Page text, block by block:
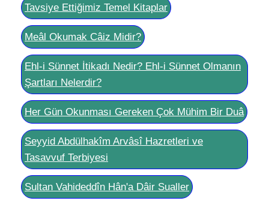
Tavsiye Ettiğimiz Temel Kitaplar
Meâl Okumak Câiz Midir?
Ehl-i Sünnet İtikadı Nedir? Ehl-i Sünnet Olmanın
Şartları Nelerdir?
Her Gün Okunması Gereken Çok Mühim Bir Duâ
Seyyid Abdülhakîm Arvâsî Hazretleri ve
Tasavvuf Terbiyesi
Sultan Vahideddîn Hân'a Dâir Sualler